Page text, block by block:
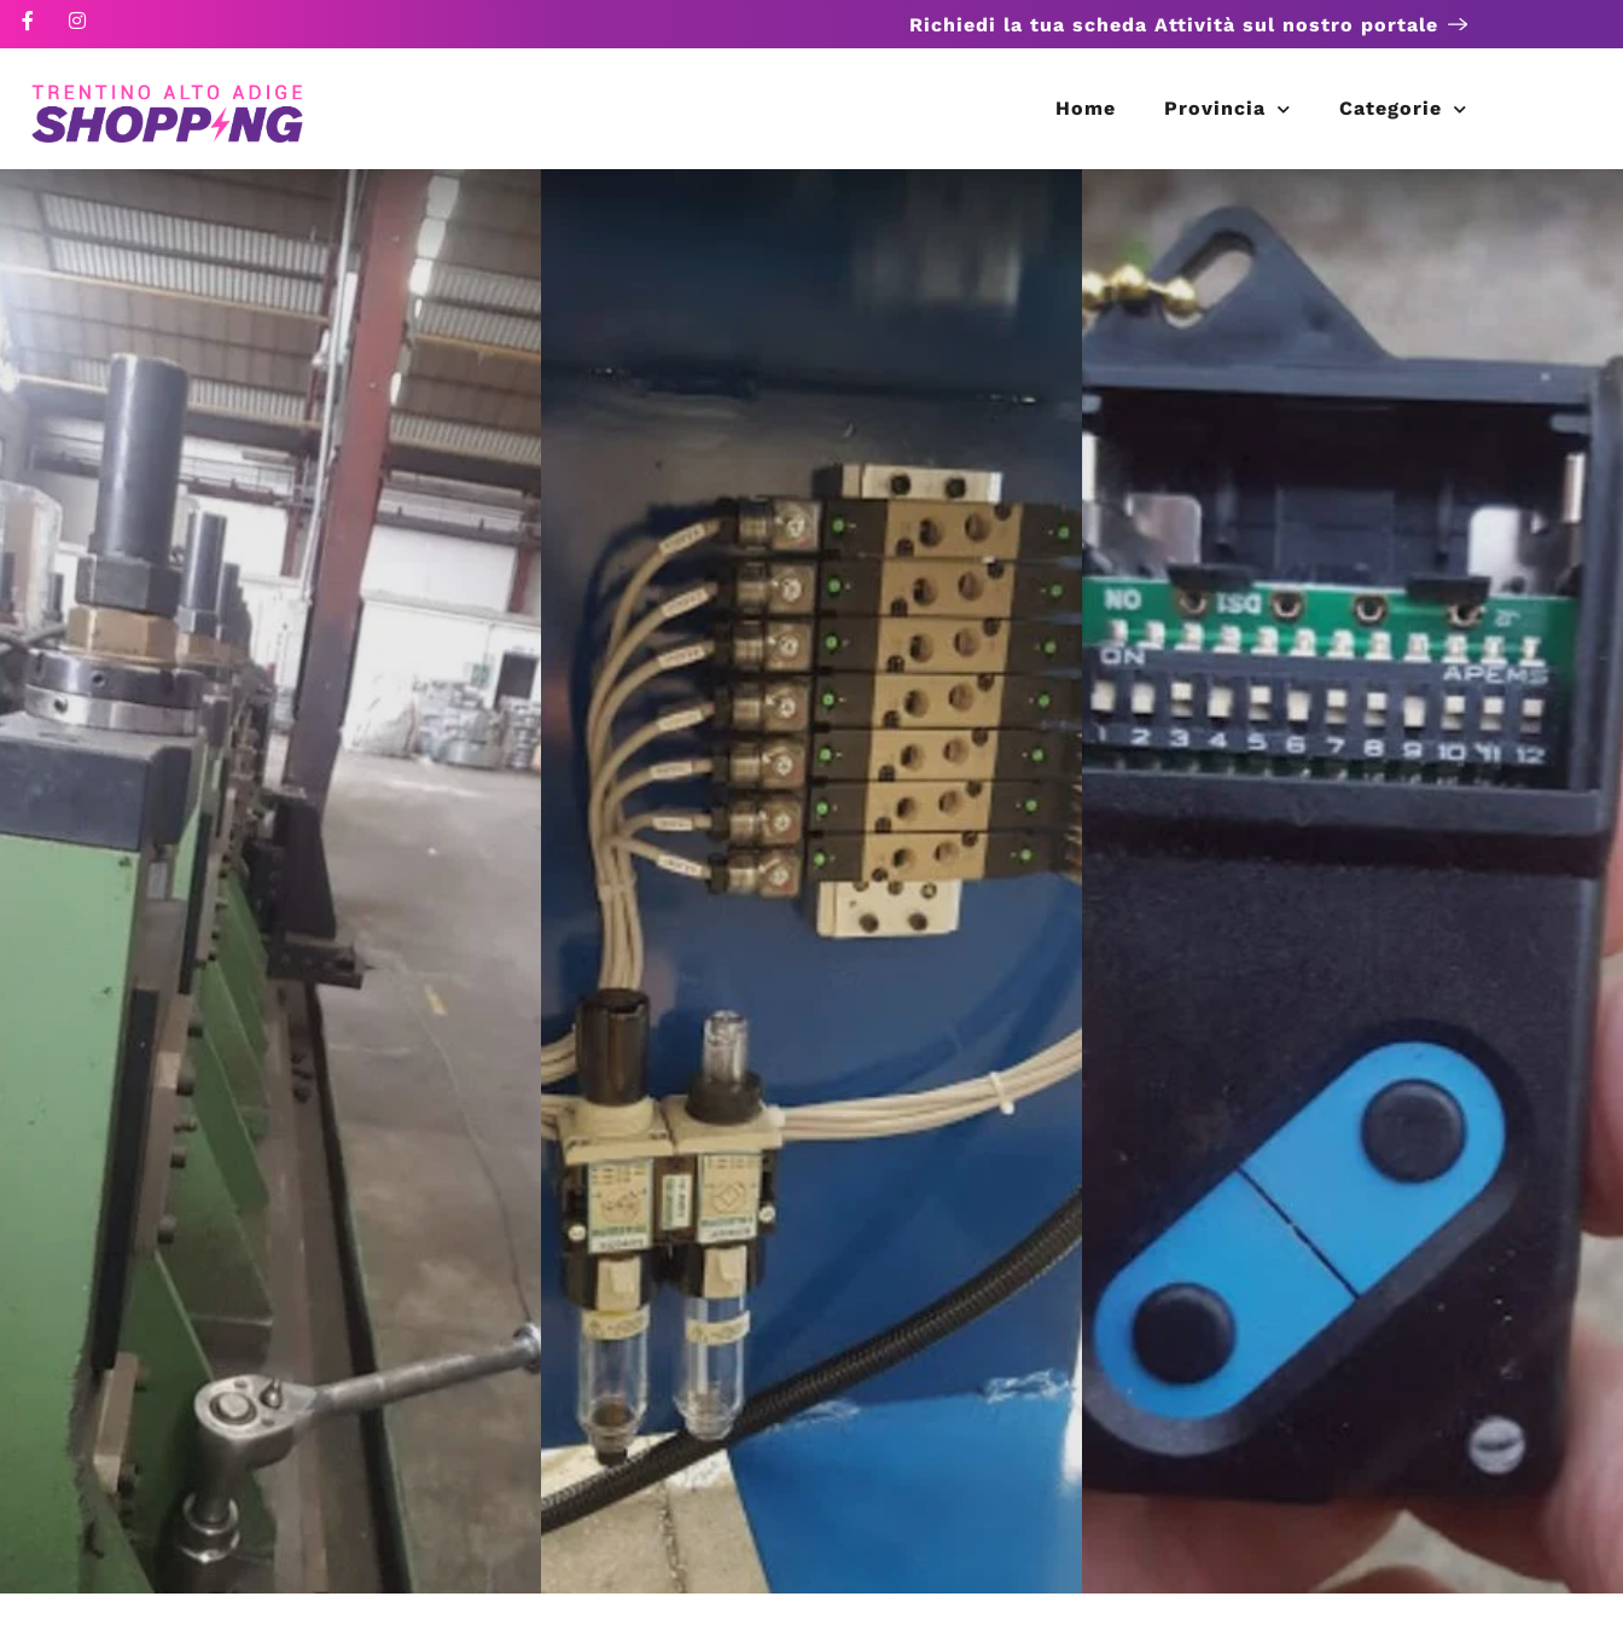
Richiedi la tua scheda Attività sul nostro portale
Home Provincia Categorie